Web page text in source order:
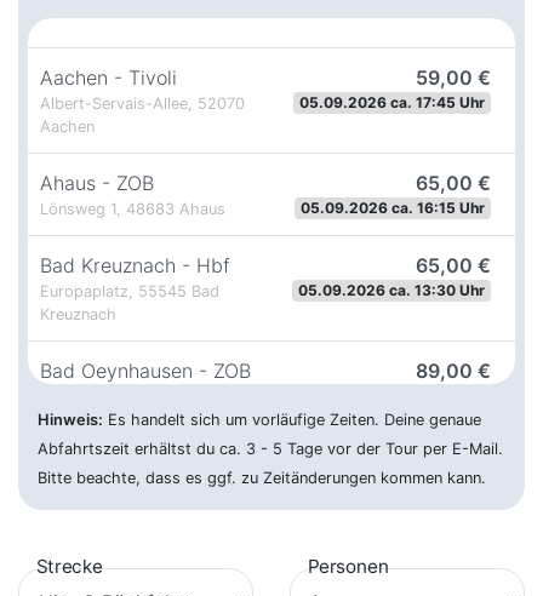
Aachen - Tivoli 59,00 €
Albert-Servais-Allee, 52070
Aachen
05.09.2026 ca. 17:45 Uhr
Ahaus - ZOB 65,00 €
Lönsweg 1, 48683 Ahaus 05.09.2026 ca. 16:15 Uhr
Bad Kreuznach - Hbf 65,00 €
Europaplatz, 55545 Bad
Kreuznach
05.09.2026 ca. 13:30 Uhr
Bad Oeynhausen - ZOB 89,00 €
Oeynhausen
Beckum - Hbf 65,00 €
Bielefeld - Hbf
Hinweis: Es handelt sich um vorläufige Zeiten. Deine genaue
Abfahrtszeit erhältst du ca. 3 - 5 Tage vor der Tour per E-Mail.
Bitte beachte, dass es ggf. zu Zeitänderungen kommen kann.
Strecke Personen